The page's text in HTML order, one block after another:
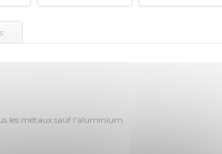
les métaux sauf l'aluminium.